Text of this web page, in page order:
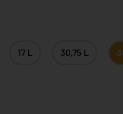
17 L 30,75 L